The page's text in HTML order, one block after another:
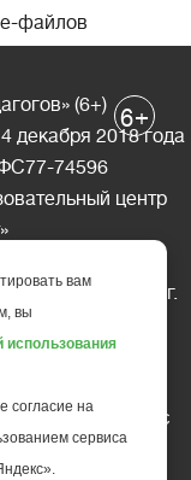
файлов
(6+)
декабря 2018 года
74596
центр
Карелия, г.
д.10, офис 211
10-45
только c
6+
вам
вы
использования
согласие на
сервиса